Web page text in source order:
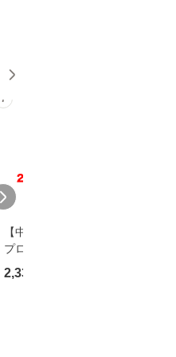
7
【中古】 野ブタ。を
プロデュース [DVD-B
OX] / バップ [DVD]
【メール便送料無料】
2,335